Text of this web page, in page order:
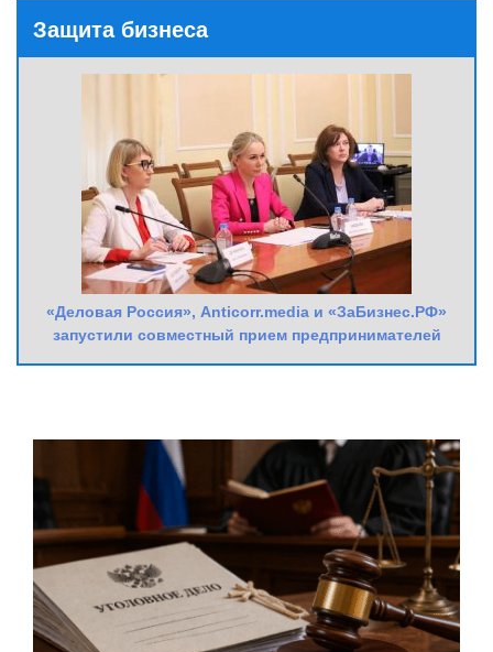
Защита бизнеса
«Деловая Россия», Anticorr.media и «ЗаБизнес.РФ»
запустили совместный прием предпринимателей